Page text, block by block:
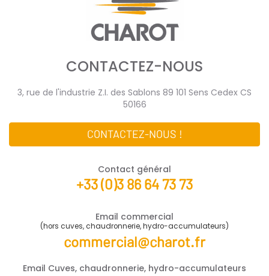
CONTACTEZ-NOUS
3, rue de l'industrie Z.I. des Sablons 89 101 Sens Cedex CS
50166
CONTACTEZ-NOUS !
Contact général
+33 (0)3 86 64 73 73
Email commercial
(hors cuves, chaudronnerie, hydro-accumulateurs)
commercial@charot.fr
Email Cuves, chaudronnerie, hydro-accumulateurs